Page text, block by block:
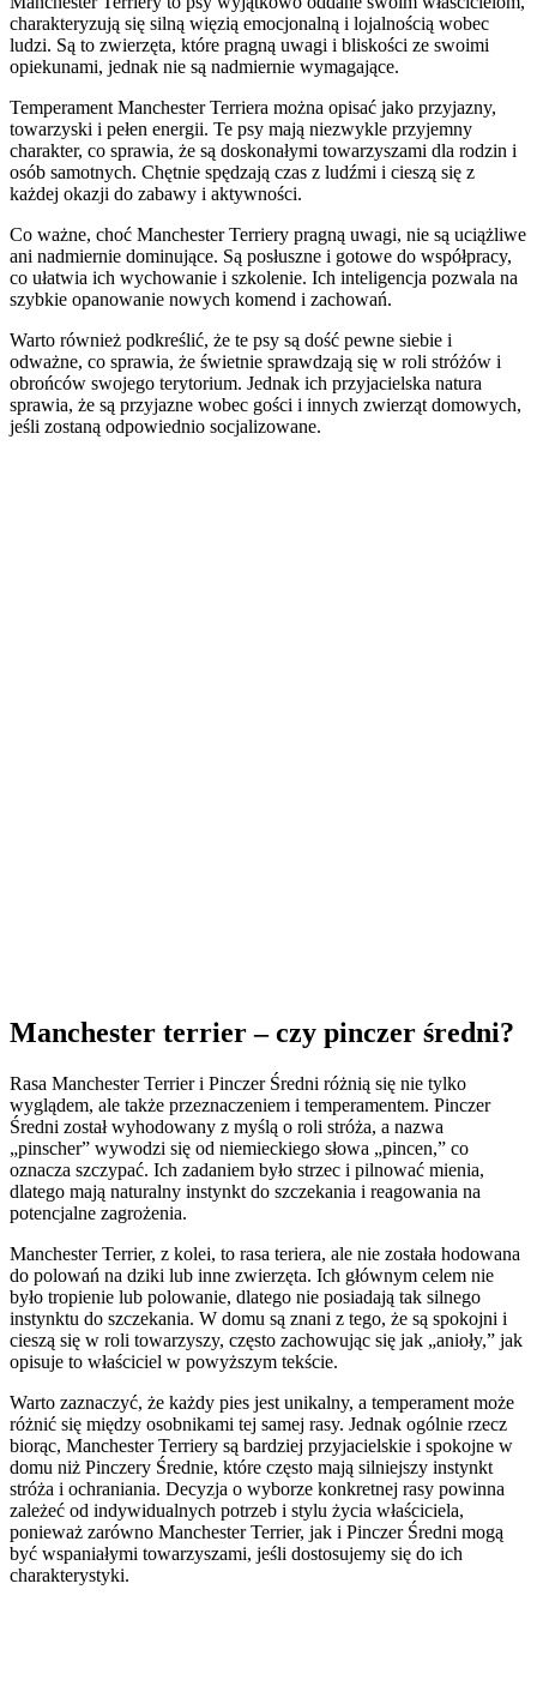
charakteryzują się silną więzią emocjonalną i lojalnością wobec
ludzi. Są to zwierzęta, które pragną uwagi i bliskości ze swoimi
opiekunami, jednak nie są nadmiernie wymagające.
Temperament Manchester Terriera można opisać jako przyjazny,
towarzyski i pełen energii. Te psy mają niezwykle przyjemny
charakter, co sprawia, że są doskonałymi towarzyszami dla rodzin i
osób samotnych. Chętnie spędzają czas z ludźmi i cieszą się z
każdej okazji do zabawy i aktywności.
Co ważne, choć Manchester Terriery pragną uwagi, nie są uciążliwe
ani nadmiernie dominujące. Są posłuszne i gotowe do współpracy,
co ułatwia ich wychowanie i szkolenie. Ich inteligencja pozwala na
szybkie opanowanie nowych komend i zachowań.
Warto również podkreślić, że te psy są dość pewne siebie i
odważne, co sprawia, że świetnie sprawdzają się w roli stróżów i
obrońców swojego terytorium. Jednak ich przyjacielska natura
sprawia, że są przyjazne wobec gości i innych zwierząt domowych,
jeśli zostaną odpowiednio socjalizowane.
Manchester terrier – czy pinczer średni?
Rasa Manchester Terrier i Pinczer Średni różnią się nie tylko
wyglądem, ale także przeznaczeniem i temperamentem. Pinczer
Średni został wyhodowany z myślą o roli stróża, a nazwa
„pinscher” wywodzi się od niemieckiego słowa „pincen,” co
oznacza szczypać. Ich zadaniem było strzec i pilnować mienia,
dlatego mają naturalny instynkt do szczekania i reagowania na
potencjalne zagrożenia.
Manchester Terrier, z kolei, to rasa teriera, ale nie została hodowana
do polowań na dziki lub inne zwierzęta. Ich głównym celem nie
było tropienie lub polowanie, dlatego nie posiadają tak silnego
instynktu do szczekania. W domu są znani z tego, że są spokojni i
cieszą się w roli towarzyszy, często zachowując się jak „anioły,” jak
opisuje to właściciel w powyższym tekście.
Warto zaznaczyć, że każdy pies jest unikalny, a temperament może
różnić się między osobnikami tej samej rasy. Jednak ogólnie rzecz
biorąc, Manchester Terriery są bardziej przyjacielskie i spokojne w
domu niż Pinczery Średnie, które często mają silniejszy instynkt
stróża i ochraniania. Decyzja o wyborze konkretnej rasy powinna
zależeć od indywidualnych potrzeb i stylu życia właściciela,
ponieważ zarówno Manchester Terrier, jak i Pinczer Średni mogą
być wspaniałymi towarzyszami, jeśli dostosujemy się do ich
charakterystyki.